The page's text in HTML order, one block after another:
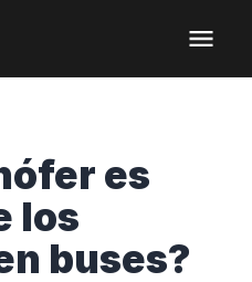
es
los
buses?